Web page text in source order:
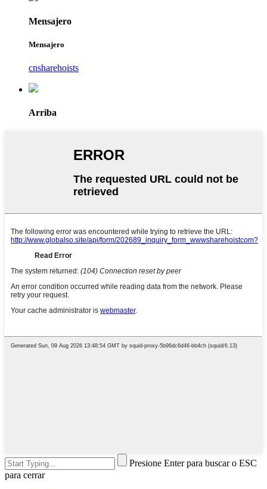
Mensajero
Mensajero
cnsharehoists
Arriba
Presione Enter para buscar o ESC
para cerrar